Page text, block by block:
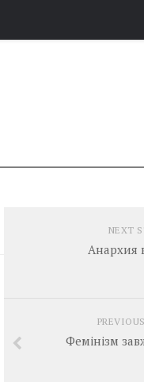
NEXT
Анархия
Фемінізм